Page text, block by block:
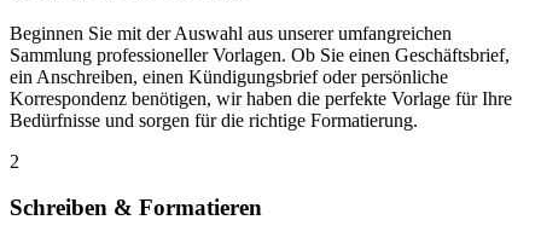
Beginnen Sie mit der Auswahl aus unserer umfangreichen
Sammlung professioneller Vorlagen. Ob Sie einen Geschäftsbrief,
ein Anschreiben, einen Kündigungsbrief oder persönliche
Korrespondenz benötigen, wir haben die perfekte Vorlage für Ihre
Bedürfnisse und sorgen für die richtige Formatierung.
2
Schreiben & Formatieren